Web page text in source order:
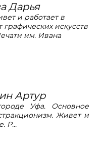
Дарья
и работает в
искусств
им. Ивана
Артур
Уфа. Основное
Живет и
Р...